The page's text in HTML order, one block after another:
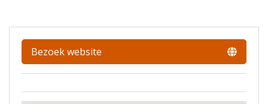
Bezoek website